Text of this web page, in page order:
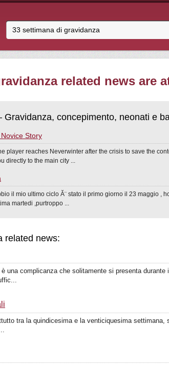
related news are
Gravidanza, concepimento, neonati e
Story
player reaches Neverwinter after the crisis to save the
directly to the main city ...
il mio ultimo ciclo Ă¨ stato il primo giorno il 23 maggio ,
martedi ,purtroppo ...
related news:
una complicanza che solitamente si presenta
tra la quindicesima e la venticiquesima